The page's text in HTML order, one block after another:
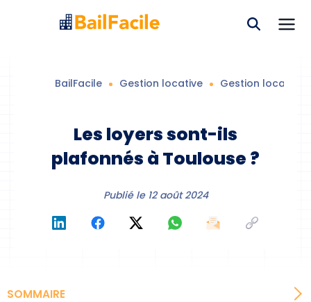
BailFacile Gestion locative Gestion locative
Les loyers sont-ils
plafonnés à Toulouse ?
Publié le 12 août 2024
SOMMAIRE